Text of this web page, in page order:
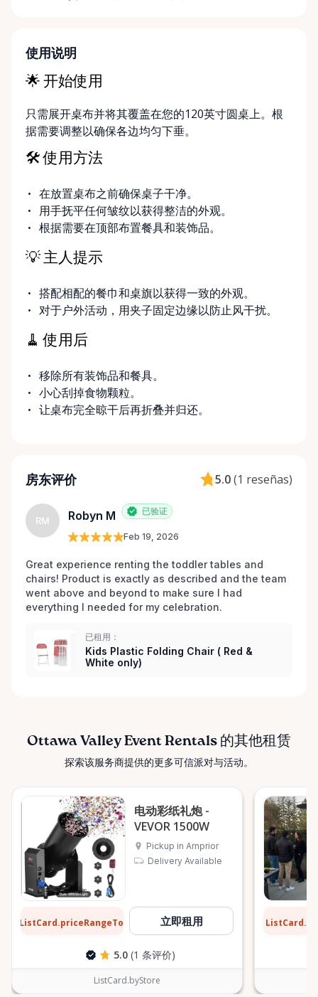
Valley for added convenience. At Ottawa Valley Event
moments that bring people together. We focus on
friendly local service to help make your event run
smoothly from start to finish. If you can’t find
exactly what you’re looking for on our site, just
send us a message. We’re always happy to source
additional items or help you find the right solution
for your event. Local. Flexible. Reliable. That’s
Ottawa Valley Event Rentals — helping make special
moments even better across the Ottawa Valley.
使用说明
🌟 开始使用
只需展开桌布并将其覆盖在您的120英寸圆桌上。根
据需要调整以确保各边均匀下垂。
🛠 使用方法
在放置桌布之前确保桌子干净。
用手抚平任何皱纹以获得整洁的外观。
根据需要在顶部布置餐具和装饰品。
💡 主人提示
搭配相配的餐巾和桌旗以获得一致的外观。
对于户外活动，用夹子固定边缘以防止风干扰。
🧹 使用后
移除所有装饰品和餐具。
小心刮掉食物颗粒。
让桌布完全晾干后再折叠并归还。
房东评价 5.0(1 reseñas)
RM Robyn M 已验证
Feb 19, 2026
Great experience renting the toddler tables and
chairs! Product is exactly as described and the team
went above and beyond to make sure I had
everything I needed for my celebration.
已租用：
Kids Plastic Folding Chair ( Red &
White only)
Ottawa Valley Event Rentals 的其他租赁
探索该服务商提供的更多可信派对与活动。
电动彩纸礼炮 -
VEVOR 1500W
Pickup in Arnprior
Delivery Available
ListCard.priceRangeTo 立即租用
5.0 (1 条评价)
ListCard.byStore